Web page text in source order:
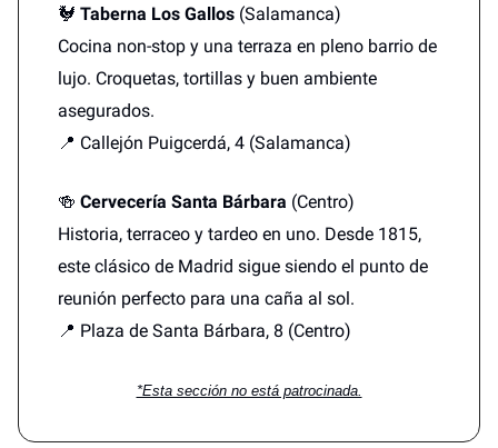
🐓 Taberna Los Gallos (Salamanca)
Cocina non-stop y una terraza en pleno barrio de
lujo. Croquetas, tortillas y buen ambiente
asegurados.
📍 Callejón Puigcerdá, 4 (Salamanca)
🍻 Cervecería Santa Bárbara (Centro)
Historia, terraceo y tardeo en uno. Desde 1815,
este clásico de Madrid sigue siendo el punto de
reunión perfecto para una caña al sol.
📍 Plaza de Santa Bárbara, 8 (Centro)
*Esta sección no está patrocinada.